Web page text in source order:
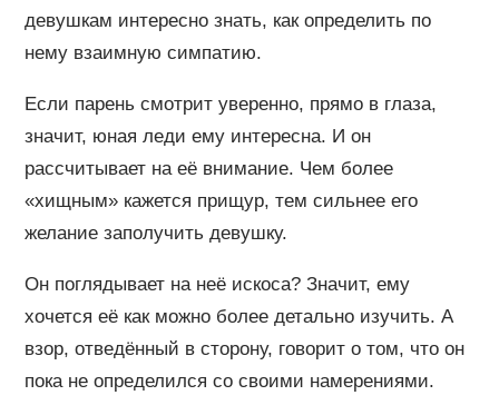
девушкам интересно знать, как определить по
нему взаимную симпатию.
Если парень смотрит уверенно, прямо в глаза,
значит, юная леди ему интересна. И он
рассчитывает на её внимание. Чем более
«хищным» кажется прищур, тем сильнее его
желание заполучить девушку.
Он поглядывает на неё искоса? Значит, ему
хочется её как можно более детально изучить. А
взор, отведённый в сторону, говорит о том, что он
пока не определился со своими намерениями.